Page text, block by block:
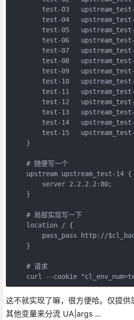
test-03
test-04
test-05
test-06
test-07
test-08
test-09
test-10
test-11
test-12
test-13
test-14
test-15
    }
    # 随便写一个
    upstream upstream_test-14 {
        server 2.2.2.2:80;
    }
    # 局部实现写一下
    location / {
pass_pass http://
    }
    # 请求
curl --cookie
这不就实现了嘛，很方便哈。仅提供
其他变量来分流 UA|args ...